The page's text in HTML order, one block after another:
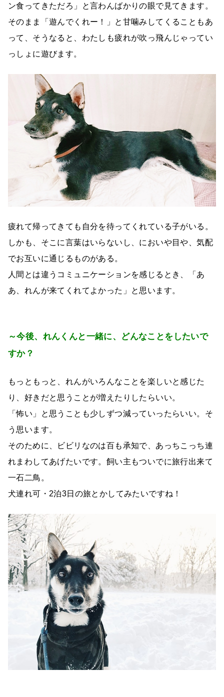
ン食ってきただろ」と言わんばかりの眼で見てきます。
そのまま「遊んでくれー！」と甘噛みしてくることもあ
って、そうなると、わたしも疲れが吹っ飛んじゃってい
っしょに遊びます。
疲れて帰ってきても自分を待ってくれている子がいる。
しかも、そこに言葉はいらないし、においや目や、気配
でお互いに通じるものがある。
人間とは違うコミュニケーションを感じるとき、「あ
あ、れんが来てくれてよかった」と思います。
～今後、れんくんと一緒に、どんなことをしたいで
すか？
もっともっと、れんがいろんなことを楽しいと感じた
り、好きだと思うことが増えたりしたらいい。
「怖い」と思うことも少しずつ減っていったらいい。そ
う思います。
そのために、ビビリなのは百も承知で、あっちこっち連
れまわしてあげたいです。飼い主もついでに旅行出来て
一石二鳥。
犬連れ可・2泊3日の旅とかしてみたいですね！